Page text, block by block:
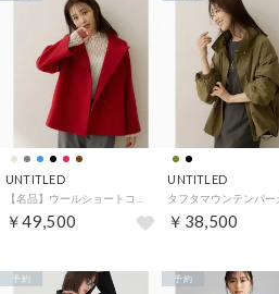
UNTITLED
￥49,500
UNTITLED
￥38,500
予約 予約